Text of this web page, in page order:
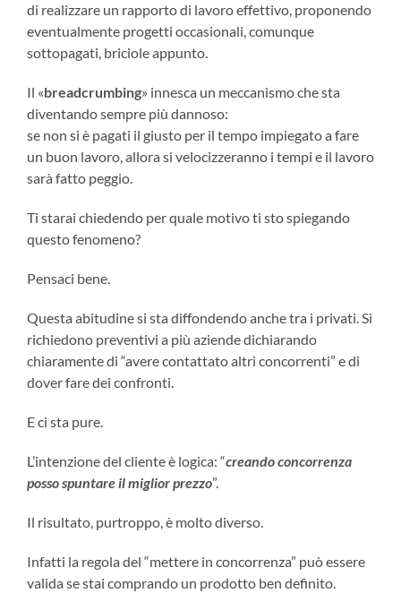
di realizzare un rapporto di lavoro effettivo, proponendo
eventualmente progetti occasionali, comunque
sottopagati, briciole appunto.
Il «breadcrumbing» innesca un meccanismo che sta
diventando sempre più dannoso:
se non si è pagati il giusto per il tempo impiegato a fare
un buon lavoro, allora si velocizzeranno i tempi e il lavoro
sarà fatto peggio.
Ti starai chiedendo per quale motivo ti sto spiegando
questo fenomeno?
Pensaci bene.
Questa abitudine si sta diffondendo anche tra i privati. Si
richiedono preventivi a più aziende dichiarando
chiaramente di “avere contattato altri concorrenti” e di
dover fare dei confronti.
E ci sta pure.
L’intenzione del cliente è logica: “creando concorrenza
posso spuntare il miglior prezzo”.
Il risultato, purtroppo, è molto diverso.
Infatti la regola del “mettere in concorrenza” può essere
valida se stai comprando un prodotto ben definito.